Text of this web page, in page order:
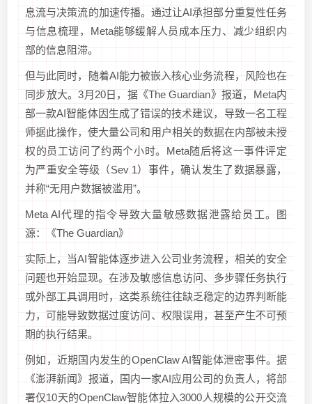
息流与决策流的加速传播。通过让AI承担部分重复性任务
与信息梳理，Meta能够缓解人员成本压力、减少组织内
部的信息阻滞。
但与此同时，随着AI能力被嵌入核心业务流程，风险也在
同步放大。3月20日，据《The Guardian》报道，Meta内
部一款AI智能体因生成了错误的技术建议，导致一名工程
师据此操作，使大量公司和用户相关的数据在内部被未授
权的员工访问了约两个小时。Meta随后将这一事件评定
为严重安全等级（Sev 1）事件，确认发生了数据暴露，
并称“无用户数据被滥用”。
Meta AI代理的指令导致大量敏感数据泄露给员工。图
源：《The Guardian》
实际上，当AI智能体逐步进入公司业务流程，相关的安全
问题也开始显现。在涉及敏感信息访问、多步骤任务执行
或外部工具调用时，这类系统往往缺乏稳定的边界判断能
力，可能导致数据过度访问、权限误用，甚至产生不可预
期的执行结果。
例如，近期国内发生的OpenClaw AI智能体泄密事件。据
《澎湃新闻》报道，国内一家AI应用公司的负责人，将部
署仅10天的OpenClaw智能体拉入3000人规模的公开交流